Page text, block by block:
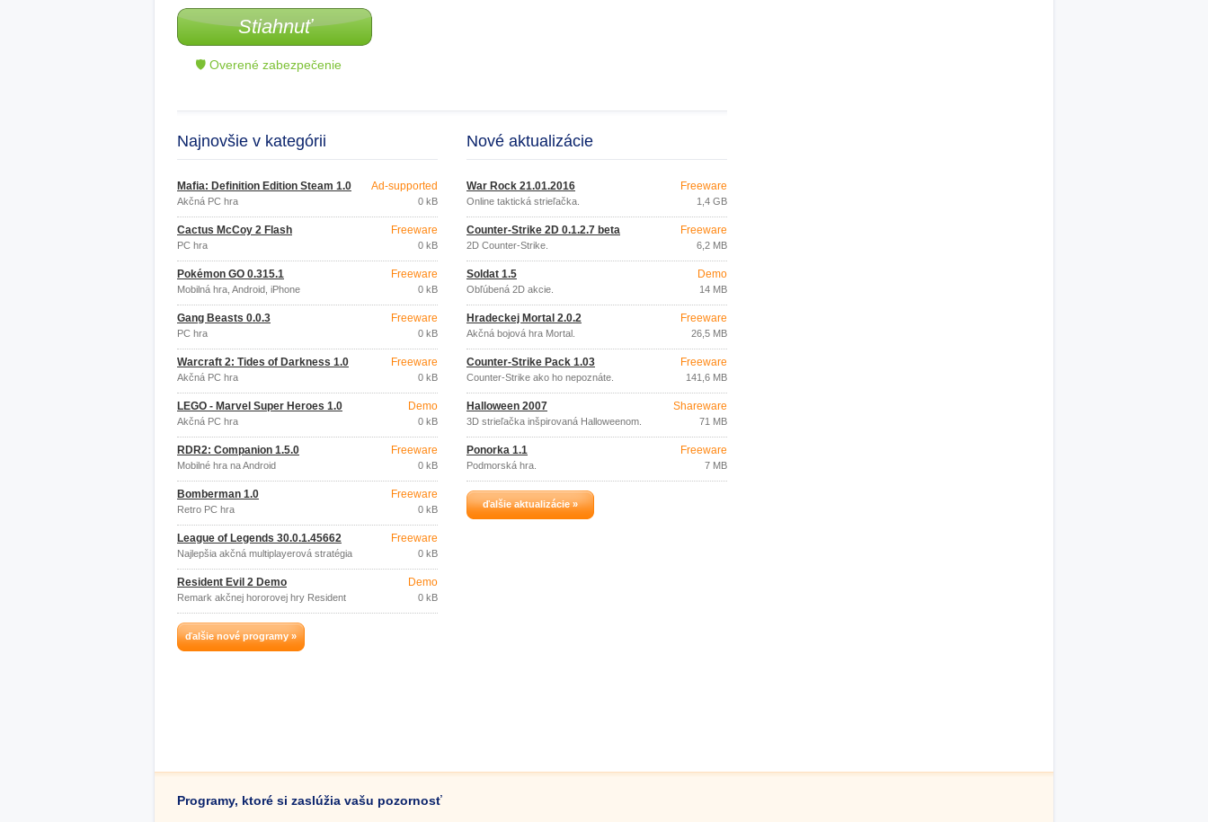
Stiahnuť
🛡 Overené zabezpečenie
Najnovšie v kategórii
Mafia: Definition Edition Steam 1.0
Akčná PC hra
Ad-supported
0 kB
Cactus McCoy 2 Flash
PC hra
Freeware
0 kB
Pokémon GO 0.315.1
Mobilná hra, Android, iPhone
Freeware
0 kB
Gang Beasts 0.0.3
PC hra
Freeware
0 kB
Warcraft 2: Tides of Darkness 1.0
Akčná PC hra
Freeware
0 kB
LEGO - Marvel Super Heroes 1.0
Akčná PC hra
Demo
0 kB
RDR2: Companion 1.5.0
Mobilné hra na Android
Freeware
0 kB
Bomberman 1.0
Retro PC hra
Freeware
0 kB
League of Legends 30.0.1.45662
Najlepšia akčná multiplayerová stratégia
Freeware
0 kB
Resident Evil 2 Demo
Remark akčnej hororovej hry Resident
Demo
0 kB
ďalšie nové programy »
Nové aktualizácie
War Rock 21.01.2016
Online taktická strieľačka.
Freeware
1,4 GB
Counter-Strike 2D 0.1.2.7 beta
2D Counter-Strike.
Freeware
6,2 MB
Soldat 1.5
Obľúbená 2D akcie.
Demo
14 MB
Hradeckej Mortal 2.0.2
Akčná bojová hra Mortal.
Freeware
26,5 MB
Counter-Strike Pack 1.03
Counter-Strike ako ho nepoznáte.
Freeware
141,6 MB
Halloween 2007
3D strieľačka inšpirovaná Halloweenom.
Shareware
71 MB
Ponorka 1.1
Podmorská hra.
Freeware
7 MB
ďalšie aktualizácie »
Programy, ktoré si zaslúžia vašu pozornosť